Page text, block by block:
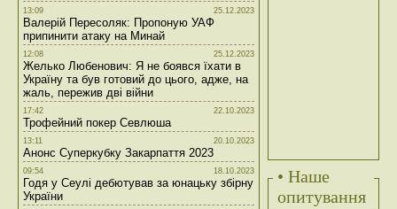
13:09 25.12.2023
Валерій Пересоляк: Пропоную УАФ
припинити атаку на Минай
12:08 25.12.2023
Желько Любенович: Я не боявся їхати в
Україну та був готовий до цього, адже, на
жаль, пережив дві війни
17:42 22.10.2023
Трофейний покер Севлюша
13:11 20.10.2023
Анонс Суперкубку Закарпаття 2023
09:54 18.10.2023
Годя у Сеулі дебютував за юнацьку збірну
України
• Наше
опитування